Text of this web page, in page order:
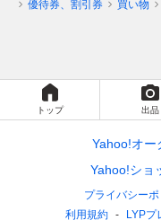
優待券、割引券 買い物
トップ 出品
Yahoo!オー
Yahoo!ショ
プライバシー
利用規約
LYPプ